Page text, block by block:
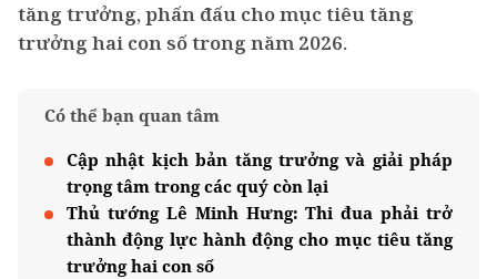
tăng trưởng, phấn đấu cho mục tiêu tăng
trưởng hai con số trong năm 2026.
Có thể bạn quan tâm
Cập nhật kịch bản tăng trưởng và giải pháp
trọng tâm trong các quý còn lại
Thủ tướng Lê Minh Hưng: Thi đua phải trở
thành động lực hành động cho mục tiêu tăng
trưởng hai con số